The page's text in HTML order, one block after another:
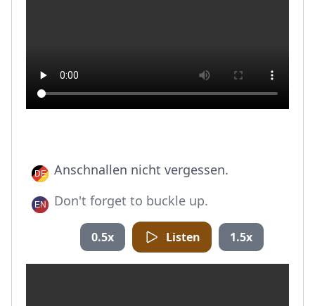
Anschnallen nicht vergessen.
Don't forget to buckle up.
0.5x Listen 1.5x